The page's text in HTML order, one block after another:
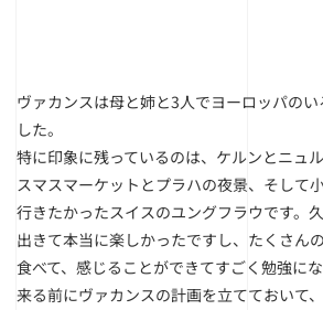
ヴァカンスは母と姉と3人でヨーロッパの
した。
特に印象に残っているのは、ケルンとニュ
スマスマーケットとプラハの夜景、そして
行きたかったスイスのユングフラウです。
出きて本当に楽しかったですし、たくさんの
食べて、感じることができてすごく勉強に
来る前にヴァカンスの計画を立てておいて